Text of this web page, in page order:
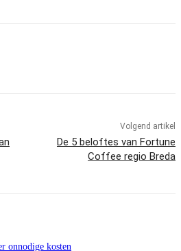
Volgend artikel
De 5 beloftes van Fortune
Coffee regio Breda
onnodige kosten